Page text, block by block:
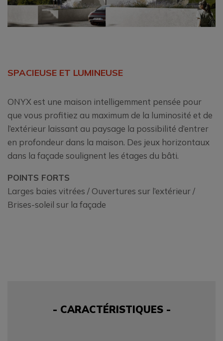
SPACIEUSE ET LUMINEUSE
ONYX est une maison intelligemment pensée pour
que vous profitiez au maximum de la luminosité et de
l’extérieur laissant au paysage la possibilité d’entrer
en profondeur dans la maison. Des jeux horizontaux
dans la façade soulignent les étages du bâti.
POINTS FORTS
Larges baies vitrées / Ouvertures sur l’extérieur /
Brises-soleil sur la façade
- CARACTÉRISTIQUES -